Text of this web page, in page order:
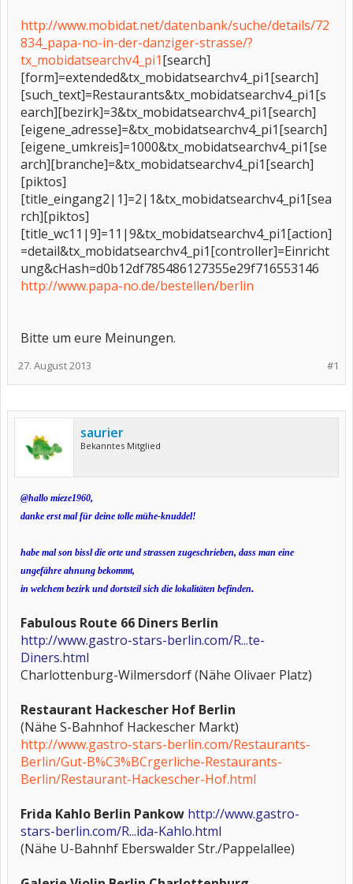
http://www.mobidat.net/datenbank/suche/details/72
834_papa-no-in-der-danziger-strasse/?
tx_mobidatsearchv4_pi1[search]
[form]=extended&tx_mobidatsearchv4_pi1[search]
[such_text]=Restaurants&tx_mobidatsearchv4_pi1[s
earch][bezirk]=3&tx_mobidatsearchv4_pi1[search]
[eigene_adresse]=&tx_mobidatsearchv4_pi1[search]
[eigene_umkreis]=1000&tx_mobidatsearchv4_pi1[se
arch][branche]=&tx_mobidatsearchv4_pi1[search]
[piktos]
[title_eingang2|1]=2|1&tx_mobidatsearchv4_pi1[sea
rch][piktos]
[title_wc11|9]=11|9&tx_mobidatsearchv4_pi1[action]
=detail&tx_mobidatsearchv4_pi1[controller]=Einricht
ung&cHash=d0b12df785486127355e29f716553146
http://www.papa-no.de/bestellen/berlin
Bitte um eure Meinungen.
#1
27. August 2013
saurier
Bekanntes Mitglied
@hallo mieze1960,
danke erst mal für deine tolle mühe-knuddel!
habe mal son bissl die orte und strassen zugeschrieben, dass man eine
ungefähre ahnung bekommt,
in welchem bezirk und dortsteil sich die lokalitäten befinden.
Fabulous Route 66 Diners Berlin
http://www.gastro-stars-berlin.com/R...te-
Diners.html
Charlottenburg-Wilmersdorf (Nähe Olivaer Platz)
Restaurant Hackescher Hof Berlin
(Nähe S-Bahnhof Hackescher Markt)
http://www.gastro-stars-berlin.com/Restaurants-
Berlin/Gut-B%C3%BCrgerliche-Restaurants-
Berlin/Restaurant-Hackescher-Hof.html
Frida Kahlo Berlin Pankow http://www.gastro-
stars-berlin.com/R...ida-Kahlo.html
(Nähe U-Bahnhf Eberswalder Str./Pappelallee)